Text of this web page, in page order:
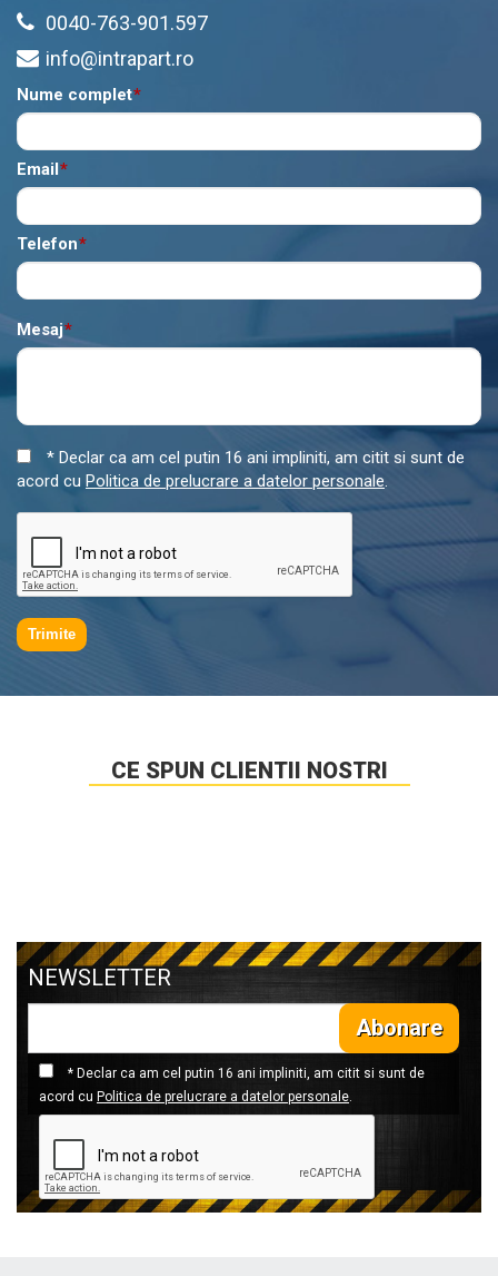
0040-763-901.597
info@intrapart.ro
*
Nume complet
*
Email
*
Telefon
*
Mesaj
* Declar ca am cel putin 16 ani impliniti, am citit si sunt de
acord cu Politica de prelucrare a datelor personale.
Trimite
CE SPUN CLIENTII NOSTRI
NEWSLETTER
Abonare
* Declar ca am cel putin 16 ani impliniti, am citit si sunt de
acord cu Politica de prelucrare a datelor personale.